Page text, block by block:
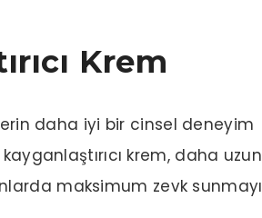
Krem
daha iyi bir cinsel deneyim
krem, daha uzun
maksimum zevk sunmayı